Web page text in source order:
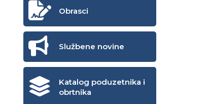
Obrasci
Službene novine
Katalog poduzetnika i
obrtnika